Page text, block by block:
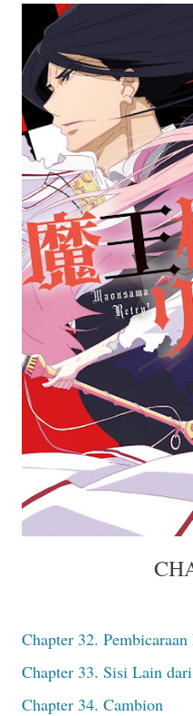
Chapter 32.
Chapter 33. Sisi Lain
Chapter 34. Cambion